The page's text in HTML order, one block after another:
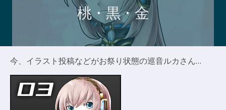
桃・黒・金
今、イラスト投稿などがお祭り状態の巡音ルカさん…